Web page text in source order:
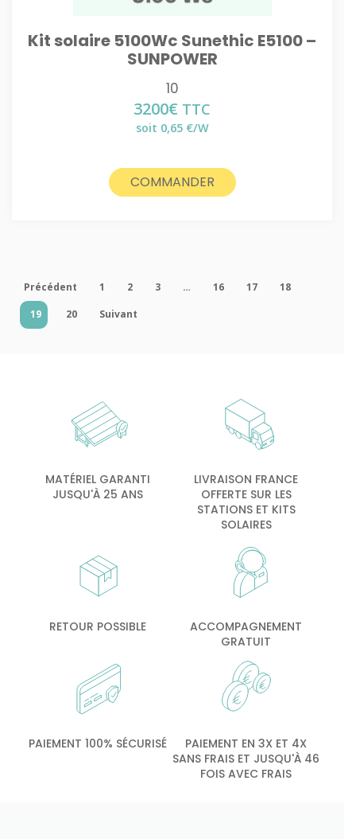
Kit solaire 5100Wc Sunethic E5100 –
SUNPOWER
10
3200€ TTC
soit 0,65 €/W
COMMANDER
Précédent 1 2 3 … 16 17
18
19
20 Suivant
MATÉRIEL GARANTI
JUSQU'À 25 ANS
LIVRAISON FRANCE
OFFERTE SUR LES
STATIONS ET KITS
SOLAIRES
RETOUR POSSIBLE
ACCOMPAGNEMENT
GRATUIT
PAIEMENT 100% SÉCURISÉ
PAIEMENT EN 3X ET 4X
SANS FRAIS ET JUSQU'À 46
FOIS AVEC FRAIS